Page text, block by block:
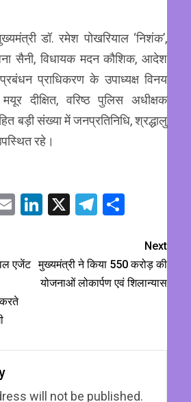
डॉ. रमेश पोखरियाल ‘निशंक’,
सैनी, विधायक मदन कौशिक, आदेश
प्राधिकरण के उपाध्यक्ष विनय
दीक्षित, वरिष्ठ पुलिस अधीक्षक
बड़ी संख्या में जनप्रतिनिधि, श्रद्धालु
रहे।
EmailLinkedIn
X Telegram
एजेंट
करते
Next
मुख्यमंत्री ने किया 550 करोड़ की
योजनाओं लोकार्पण एवं शिलान्यास
will not be published.